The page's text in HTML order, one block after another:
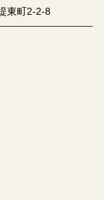
東町2-2-8